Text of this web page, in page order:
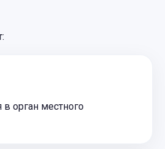
в орган местного